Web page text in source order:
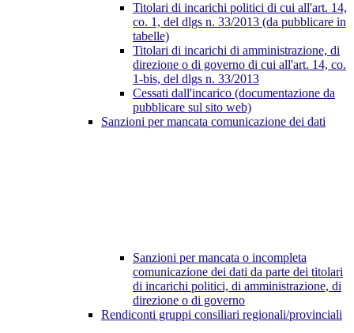
Titolari di incarichi politici di cui all'art. 14,
co. 1, del dlgs n. 33/2013 (da pubblicare in
tabelle)
Titolari di incarichi di amministrazione, di
direzione o di governo di cui all'art. 14, co.
1-bis, del dlgs n. 33/2013
Cessati dall'incarico (documentazione da
pubblicare sul sito web)
Sanzioni per mancata comunicazione dei dati
Sanzioni per mancata o incompleta
comunicazione dei dati da parte dei titolari
di incarichi politici, di amministrazione, di
direzione o di governo
Rendiconti gruppi consiliari regionali/provinciali